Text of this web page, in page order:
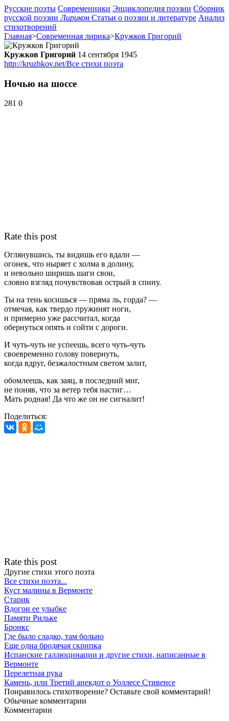
Русские поэты Современники Энциклопедия поэзии Сборник
русской поэзии Лирикон Статьи о поэзии и литературе Анализ
стихотворений
Главная>Современная лирика>Кружков Григорий
Кружков Григорий 14 сентября 1945
http://kruzhkov.net/Все стихи поэта
Ночью на шоссе
281 0
Rate this post
Оглянувшись, ты видишь его вдали —
огонек, что ныряет с холма в долину,
и невольно ширишь шаги свои,
словно взгляд почувствовав острый в спину.
Ты на тень косишься — пряма ль, горда? —
отмечая, как твердо пружинят ноги,
и примерно уже рассчитал, когда
обернуться опять и сойти с дороги.
И чуть-чуть не успеешь, всего чуть-чуть
своевременно голову повернуть,
когда вдруг, безжалостным светом залит,
обомлеешь, как заяц, в последний миг,
не поняв, что за ветер тебя настиг…
Мать родная! Да что же он не сигналит!
Поделиться:
Rate this post
Другие стихи этого поэта
Все стихи поэта...
Куст малины в Вермонте
Старик
Вдогон ее улыбке
Памяти Рильке
Бронкс
Где было сладко, там больно
Еще одна бродячая скрипка
Испанские галлюцинации и другие стихи, написанные в
Вермонте
Перелетная рука
Камень, или Третий анекдот о Уоллесе Стивенсе
Понравилось стихотворение? Оставьте свой комментарий!
Обычные комментарии
Комментарии